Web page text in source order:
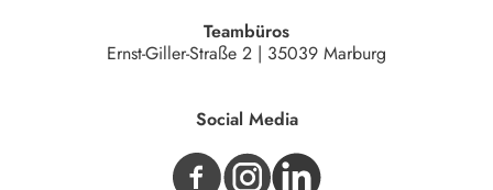
Teambüros
Ernst-Giller-Straße 2 | 35039 Marburg
Social Media